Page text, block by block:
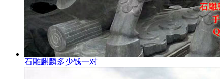
石雕麒麟多少钱一对